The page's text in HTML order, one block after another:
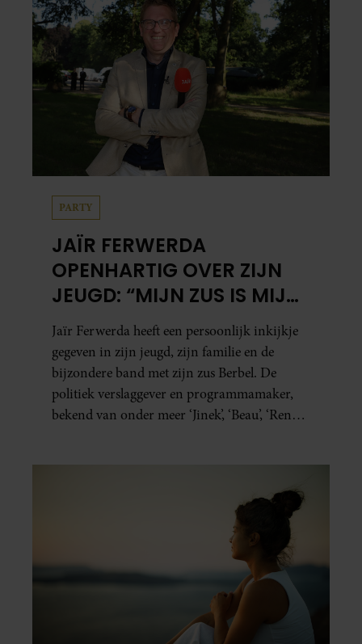
PARTY
JAÏR FERWERDA
OPENHARTIG OVER ZIJN
JEUGD: “MIJN ZUS IS MIJN
MORELE KOMPAS”
Jaïr Ferwerda heeft een persoonlijk inkijkje
gegeven in zijn jeugd, zijn familie en de
bijzondere band met zijn zus Berbel. De
politiek verslaggever en programmamaker,
bekend van onder meer ‘Jinek’, ‘Beau’, ‘Renze’,